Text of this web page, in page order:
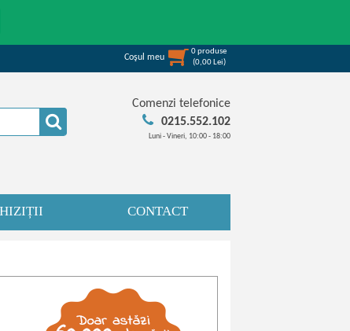
Coşul meu
0produse
(0,00 Lei)
Comenzi telefonice
0215.552.102
Luni - Vineri, 10:00 - 18:00
CONTACT